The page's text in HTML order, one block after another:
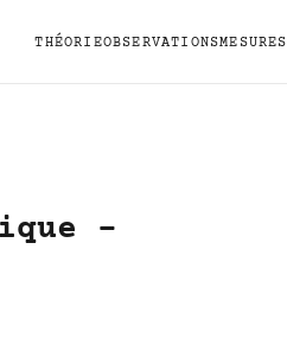
THÉORIEOBSERVATIONSMESURES
-